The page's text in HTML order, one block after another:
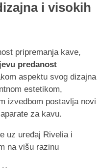
i visokih
pripremanja kave,
predanost
aspektu svog dizajna
estetikom,
izvedbom postavlja novi
za kavu.